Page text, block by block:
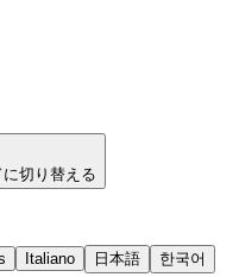
切り替える
Italiano 日本語
한국어